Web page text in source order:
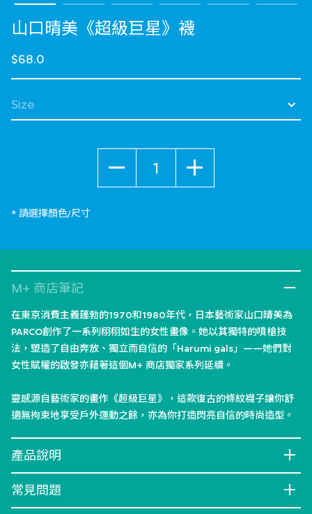
山口晴美《超級巨星》襪
$68.0
選擇 Size
* 請選擇顏色/尺寸
M+ 商店筆記
在東京消費主義蓬勃的1970和1980年代，日本藝術家山口晴美為
PARCO創作了一系列栩栩如生的女性畫像。她以其獨特的噴槍技
法，塑造了自由奔放、獨立而自信的「Harumi gals」——她們對
女性賦權的啟發亦藉著這個M+ 商店獨家系列延續。
靈感源自藝術家的畫作《超級巨星》，這款復古的條紋襪子讓你舒
適無拘束地享受戶外運動之餘，亦為你打造閃亮自信的時尚造型。
產品說明
常見問題